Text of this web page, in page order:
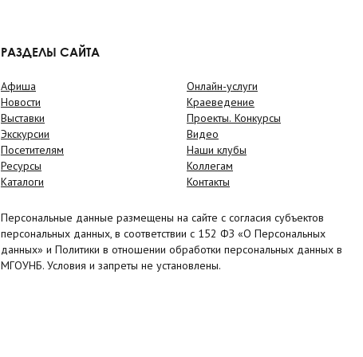
РАЗДЕЛЫ САЙТА
Афиша
Новости
Выставки
Экскурсии
Посетителям
Ресурсы
Каталоги
Онлайн-услуги
Краеведение
Проекты. Конкурсы
Видео
Наши клубы
Коллегам
Контакты
Персональные данные размещены на сайте с согласия субъектов
персональных данных, в соответствии с 152 ФЗ «О Персональных
данных» и Политики в отношении обработки персональных данных в
МГОУНБ. Условия и запреты не установлены.